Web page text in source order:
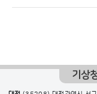
기상